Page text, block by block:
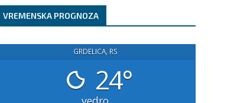
VREMENSKA PROGNOZA
GRDELICA, RS
24°